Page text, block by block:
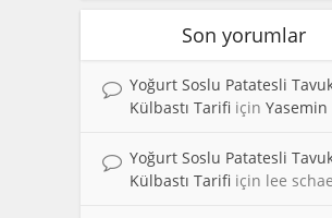
Son yorumlar
Yoğurt Soslu Patatesli
Külbastı Tarifi için Yasemin
Yoğurt Soslu Patatesli
Külbastı Tarifi için lee